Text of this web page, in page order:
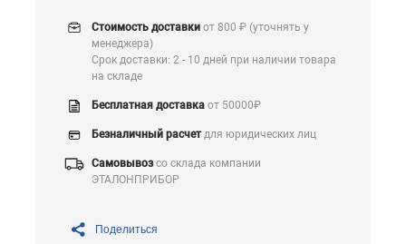
Стоимость доставки от 800 ₽ (уточнять у
менеджера)
Срок доставки: 2 - 10 дней при наличии товара
на складе
Бесплатная доставка от 50000₽
Безналичный расчетдля юридических лиц
Самовывозсо склада компании
ЭТАЛОНПРИБОР
Поделиться